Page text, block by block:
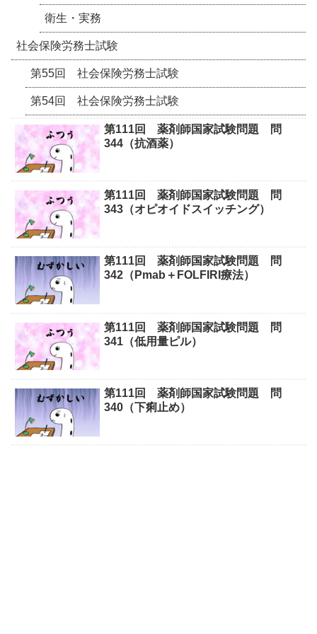
衛生・実務
社会保険労務士試験
第55回 社会保険労務士試験
第54回 社会保険労務士試験
第111回 薬剤師国家試験問題 問
344（抗酒薬）
第111回 薬剤師国家試験問題 問
343（オピオイドスイッチング）
第111回 薬剤師国家試験問題 問
342（Pmab＋FOLFIRI療法）
第111回 薬剤師国家試験問題 問
341（低用量ピル）
第111回 薬剤師国家試験問題 問
340（下痢止め）